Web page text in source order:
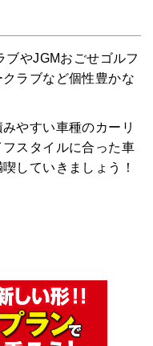
ブやJGMおごせゴルフ
ラブなど個性豊かな
やすい車種のカーリ
スタイルに合った車
していきましょう！